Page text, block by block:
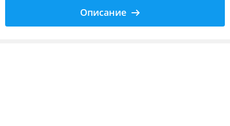
Описание